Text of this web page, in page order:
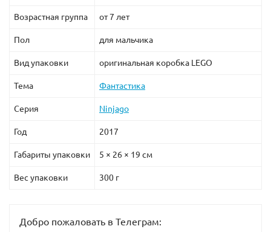
Возрастная группа от 7 лет
Пол для мальчика
Вид упаковки оригинальная коробка LEGO
Тема Фантастика
Серия Ninjago
Год 2017
Габариты упаковки 5 × 26 × 19 см
Вес упаковки 300 г
Добро пожаловать в Телеграм: